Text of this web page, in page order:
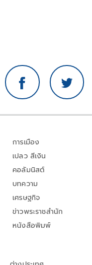
การเมือง
เปลว สีเงิน
คอลัมนิสต์
บทความ
เศรษฐกิจ
ข่าวพระราชสำนัก
หนังสือพิมพ์